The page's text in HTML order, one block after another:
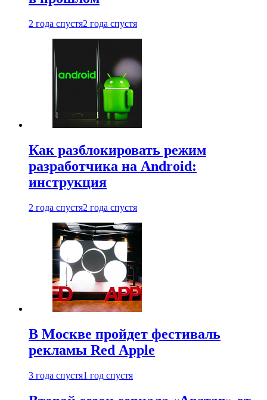
2 года спустя2 года спустя
Как разблокировать режим
разработчика на Android:
инструкция
2 года спустя2 года спустя
В Москве пройдет фестиваль
рекламы Red Apple
3 года спустя1 год спустя